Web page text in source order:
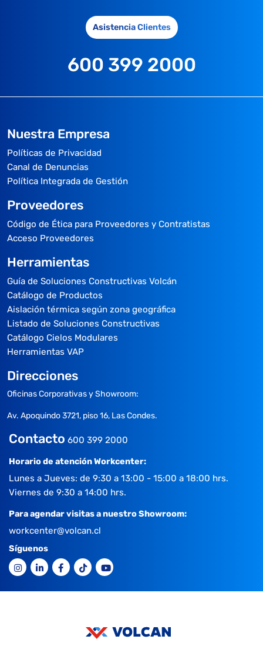
Asistencia Clientes
600 399 2000
Nuestra Empresa
Políticas de Privacidad
Canal de Denuncias
Política Integrada de Gestión
Proveedores
Código de Ética para Proveedores y Contratistas
Acceso Proveedores
Herramientas
Guía de Soluciones Constructivas Volcán
Catálogo de Productos
Aislación térmica según zona geográfica
Listado de Soluciones Constructivas
Catálogo Cielos Modulares
Herramientas VAP
Direcciones
Oficinas Corporativas y Showroom:
Av. Apoquindo 3721, piso 16, Las Condes.
Contacto 600 399 2000
Horario de atención Workcenter:
Lunes a Jueves: de 9:30 a 13:00 - 15:00 a 18:00 hrs.
Viernes de 9:30 a 14:00 hrs.
Para agendar visitas a nuestro Showroom:
workcenter@volcan.cl
Síguenos